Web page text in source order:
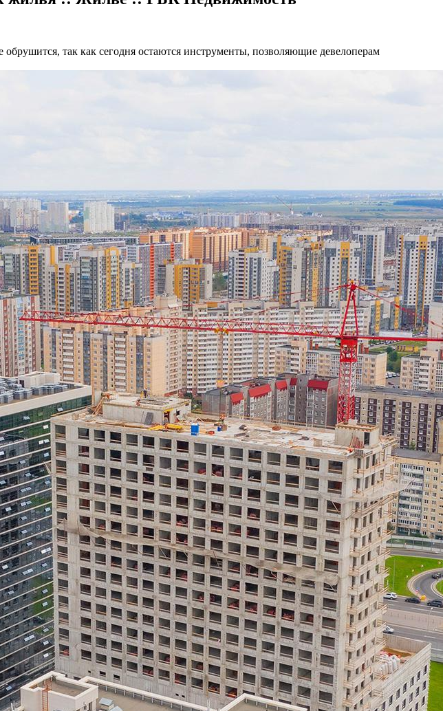
так как сегодня остаются инструменты, позволяющие девелоперам